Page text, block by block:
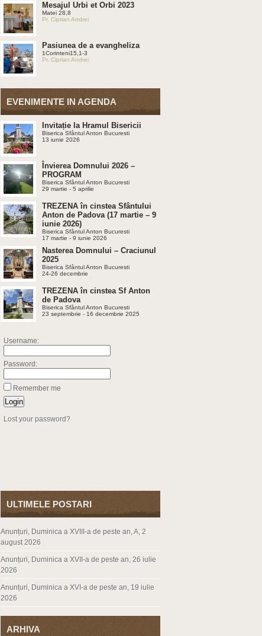
Mesajul Urbi et Orbi 2023
Matei 28,8
Pr. Ciprian Andrei
Pasiunea de a evangheliza
1Corinteni15,1-3
Pr. Ciprian Andrei
EVENIMENTE IN AGENDA
Invitație la Hramul Bisericii
Biserica Sfântul Anton Bucuresti
13 iunie 2026
Învierea Domnului 2026 –
PROGRAM
Biserica Sfântul Anton Bucuresti
29 martie - 5 aprilie
TREZENA în cinstea Sfântului
Anton de Padova (17 martie – 9
iunie 2026)
Biserica Sfântul Anton Bucuresti
17 martie - 9 iunie 2026
Nasterea Domnului – Craciunul
2025
Biserica Sfântul Anton Bucuresti
24-26 decembrie
TREZENA în cinstea Sf Anton
de Padova
Biserica Sfântul Anton Bucuresti
23 septembrie - 16 decembrie 2025
Username:
Password:
Remember me
Lost your password?
ULTIMELE POSTARI
Anunțuri, Duminica a XVIII-a de peste an, A, 2
august 2026
Anunțuri, Duminica a XVII-a de peste an, 26 iulie
2026
Anunțuri, Duminica a XVI-a de peste an, 19 iulie
2026
ARHIVA